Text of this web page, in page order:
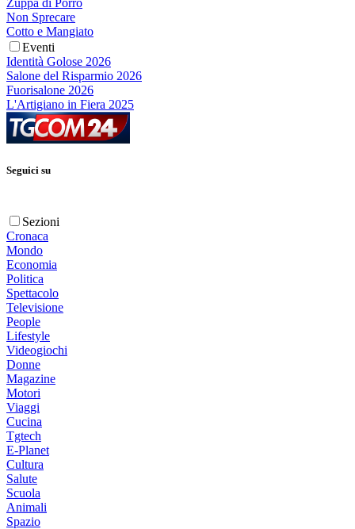
Non Sprecare
Cotto e Mangiato
Eventi
Identità Golose 2026
Salone del Risparmio 2026
Fuorisalone 2026
L'Artigiano in Fiera 2025
Seguici su
Sezioni
Cronaca
Mondo
Economia
Politica
Spettacolo
Televisione
People
Lifestyle
Videogiochi
Donne
Magazine
Motori
Viaggi
Cucina
Tgtech
E-Planet
Cultura
Salute
Scuola
Animali
Spazio